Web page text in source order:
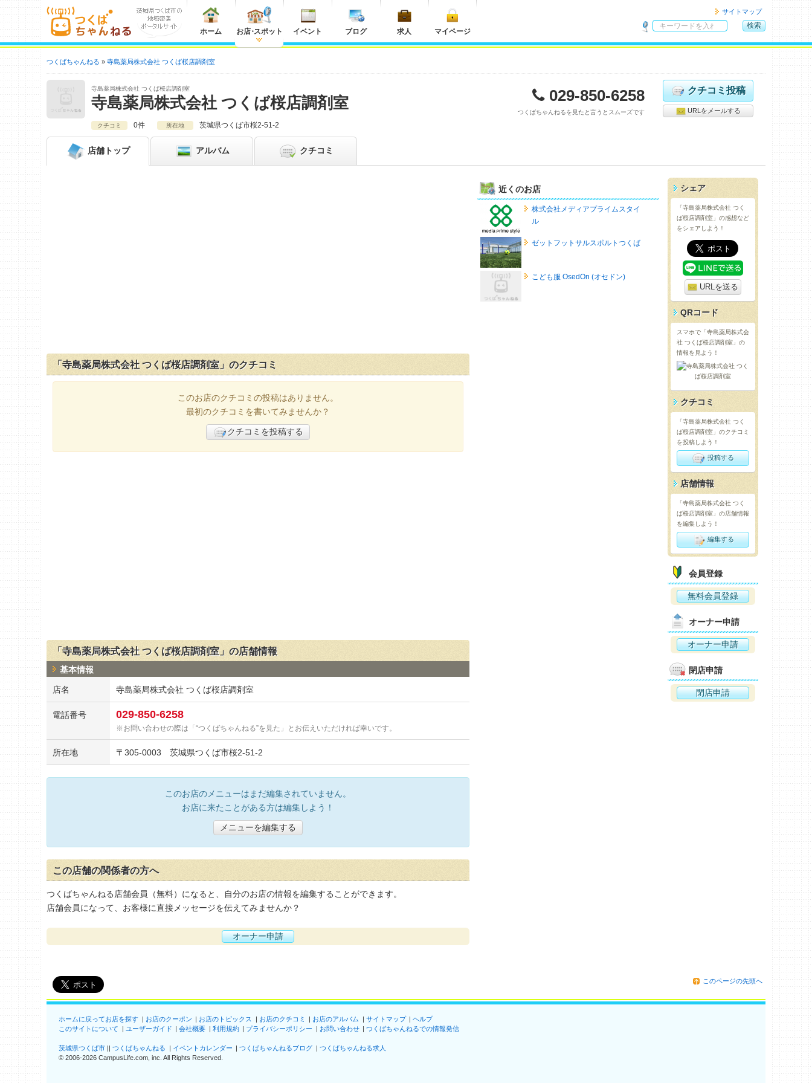
ホーム お店・スポット イベント ブログ 求人 マイページ
サイトマップ
内
索
検索
つくばちゃんねる 寺島薬局株式会社 つくば桜店調剤室
寺島薬局株式会社 つくば桜店調剤室
寺島薬局株式会社 つくば桜店調剤室 029-850-6258
つくばちゃんねるを見たと言うとスムーズです
クチコミ投稿
URLをメールする
クチコミ 0件 所在地 茨城県つくば市桜2-51-2
店舗 トップ アルバム クチコミ
「寺島薬局株式会社 つくば桜店調剤室」のクチコミ
このお店のクチコミの投稿はありません。
最初のクチコミを書いてみませんか？
クチコミを投稿する
「寺島薬局株式会社 つくば桜店調剤室」の店舗情報
基本情報
店名 寺島薬局株式会社 つくば桜店調剤室
電話番号 029-850-6258
お問い合わせの際は「“つくばちゃんねる”を見た」とお伝えいただければ幸いです。
所在地 〒 305-0003 茨城県つくば市桜2-51-2
このお店のメニューはまだ編集されていません。
お店に来たことがある方は編集しよう！
メニューを編集する
この店舗の関係者の方へ
つくばちゃんねる店舗会員（無料）になると、自分のお店の情報を編集することができます。
店舗会員になって、お客様に直接メッセージを伝えてみませんか？
オーナー申請
近くのお店
株式会社メディアプライムスタイ
ル
ゼットフットサルスポルトつくば
こども服 OsedOn (オセドン)
シェア
「寺島薬局株式会社 つく
ば桜店調剤室」の感想など
をシェアしよう！
URLを送る
QRコード
スマホで「寺島薬局株式会
社 つくば桜店調剤室」の
情報を見よう！
クチコミ
「寺島薬局株式会社 つく
ば桜店調剤室」のクチコミ
を投稿しよう！
投稿する
店舗情報
「寺島薬局株式会社 つく
ば桜店調剤室」の店舗情報
を編集しよう！
編集する
会員登録
無料会員登録
オーナー申請
オーナー申請
閉店申請
閉店申請
このページの先頭へ
ホームに戻ってお店を探す お店のクーポン お店のトピックス お店のクチコミ お店のアルバム サイトマップ
ヘルプ
このサイトについて
ユーザーガイド 会社概要 利用規約 プライバシーポリシー お問い合わせ つくばちゃんねるでの情報発信
茨城県つくば市 つくばちゃんねる イベントカレンダー つくばちゃんねるブログ
つくばちゃんねる求人
© 2006-2026 CampusLife.com, inc. All Rights Reserved